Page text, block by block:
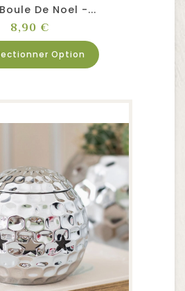
De Noel -...
Prix
8,90 €
Option